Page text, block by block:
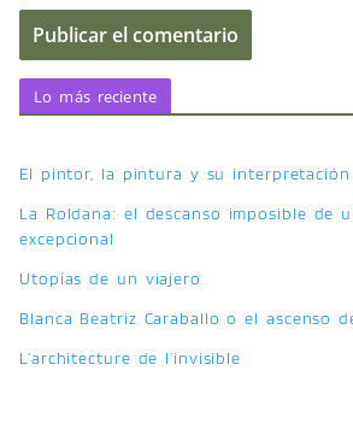
Lo más reciente
El pintor, la pintura y su interpretación
La Roldana: el descanso imposible de
excepcional
Utopías de un viajero
Blanca Beatriz Caraballo o el ascenso
L’architecture de l’invisible